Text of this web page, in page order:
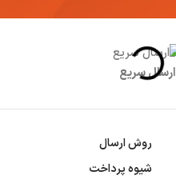
ارسال سریع
روش ارسال
شیوه پرداخت